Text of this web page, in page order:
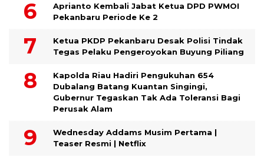
Aprianto Kembali Jabat Ketua DPD PWMOI
Pekanbaru Periode Ke 2
Ketua PKDP Pekanbaru Desak Polisi Tindak
Tegas Pelaku Pengeroyokan Buyung Piliang
Kapolda Riau Hadiri Pengukuhan 654
Dubalang Batang Kuantan Singingi,
Gubernur Tegaskan Tak Ada Toleransi Bagi
Perusak Alam
Wednesday Addams Musim Pertama |
Teaser Resmi | Netflix